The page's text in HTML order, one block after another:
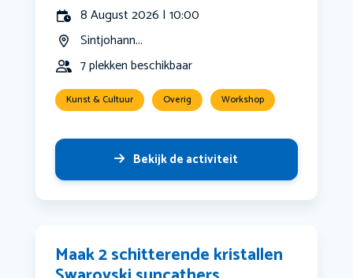
8 August 2026 | 10:00
Sintjohann...
7 plekken beschikbaar
Kunst & Cultuur Overig Workshop
Bekijk de activiteit
Maak 2 schitterende kristallen